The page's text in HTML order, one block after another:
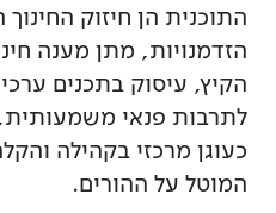
התוכנית הן חיזוק החינוך
הזדמנויות, מתן מענה
הקיץ, עיסוק בתכנים
לתרבות פנאי משמעותית,
כעוגן מרכזי בקהילה
המוטל על ההורים.